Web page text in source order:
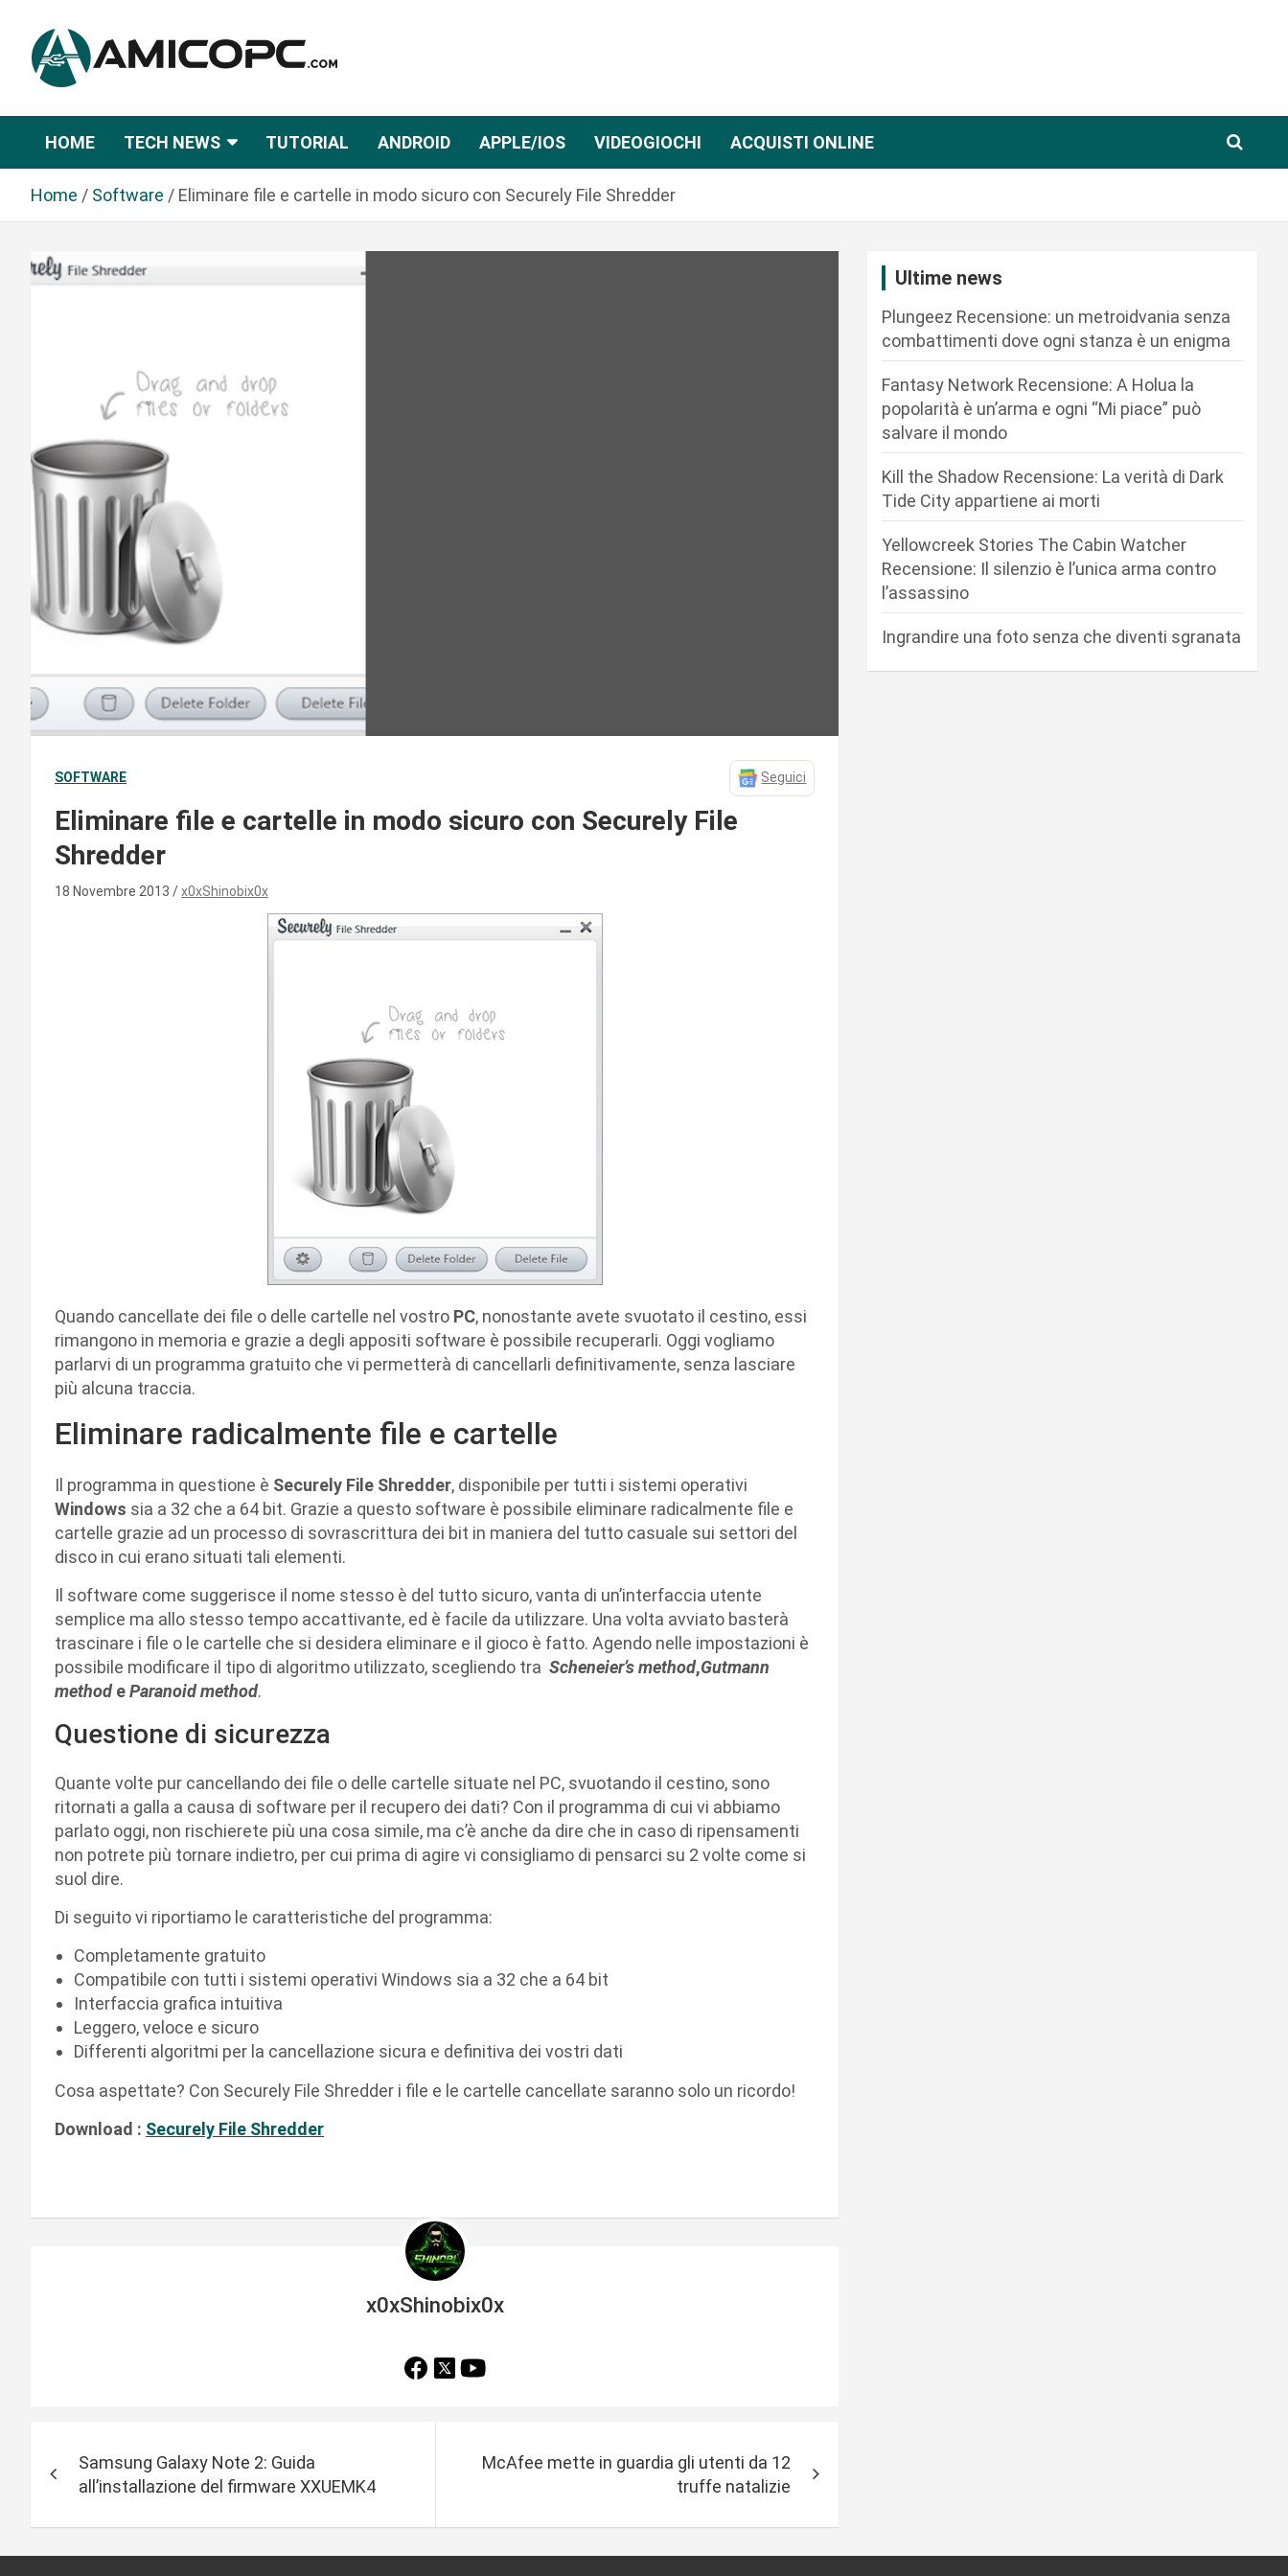
n
Amicopc.com
HOME TECH NEWS TUTORIAL ANDROID APPLE/IOS VIDEOGIOCHI ACQUISTI ONLINE
Home Software Eliminare file e cartelle in modo sicuro con Securely File Shredder
SOFTWARE Seguici
Eliminare file e cartelle in modo sicuro con Securely File
Shredder
18 Novembre 2013 x0xShinobix0x
Quando cancellate dei file o delle cartelle nel vostro PC, nonostante avete svuotato il cestino, essi
rimangono in memoria e grazie a degli appositi software è possibile recuperarli. Oggi vogliamo
parlarvi di un programma gratuito che vi permetterà di cancellarli definitivamente, senza lasciare
più alcuna traccia.
Eliminare radicalmente file e cartelle
Il programma in questione è Securely File Shredder, disponibile per tutti i sistemi operativi
Windows sia a 32 che a 64 bit. Grazie a questo software è possibile eliminare radicalmente file e
cartelle grazie ad un processo di sovrascrittura dei bit in maniera del tutto casuale sui settori del
disco in cui erano situati tali elementi.
Il software come suggerisce il nome stesso è del tutto sicuro, vanta di un’interfaccia utente
semplice ma allo stesso tempo accattivante, ed è facile da utilizzare. Una volta avviato basterà
trascinare i file o le cartelle che si desidera eliminare e il gioco è fatto. Agendo nelle impostazioni è
possibile modificare il tipo di algoritmo utilizzato, scegliendo tra Scheneier’s method,Gutmann
methodeParanoid method.
Questione di sicurezza
Quante volte pur cancellando dei file o delle cartelle situate nel PC, svuotando il cestino, sono
ritornati a galla a causa di software per il recupero dei dati? Con il programma di cui vi abbiamo
parlato oggi, non rischierete più una cosa simile, ma c’è anche da dire che in caso di ripensamenti
non potrete più tornare indietro, per cui prima di agire vi consigliamo di pensarci su 2 volte come si
suol dire.
Di seguito vi riportiamo le caratteristiche del programma:
Completamente gratuito
Compatibile con tutti i sistemi operativi Windows sia a 32 che a 64 bit
Interfaccia grafica intuitiva
Leggero, veloce e sicuro
Differenti algoritmi per la cancellazione sicura e definitiva dei vostri dati
Cosa aspettate? Con Securely File Shredder i file e le cartelle cancellate saranno solo un ricordo!
Download : Securely File Shredder
x0xShinobix0x
v
i
Samsung Galaxy Note 2: Guida
all’installazione del firmware XXUEMK4
McAfee mette in guardia gli utenti da 12
truffe natalizie
Ultime news
Plungeez Recensione: un metroidvania senza
combattimenti dove ogni stanza è un enigma
Fantasy Network Recensione: A Holua la
popolarità è un’arma e ogni “Mi piace” può
salvare il mondo
Kill the Shadow Recensione: La verità di Dark
Tide City appartiene ai morti
Yellowcreek Stories The Cabin Watcher
Recensione: Il silenzio è l’unica arma contro
l’assassino
Ingrandire una foto senza che diventi sgranata